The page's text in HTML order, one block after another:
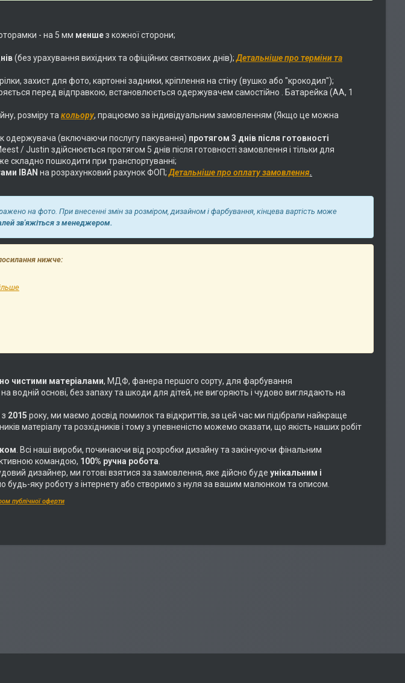
- на 5 мм меншез кожної сторони;
(без урахування вихідних та офіційних святкових днів);Детальніше про терміни та
захист для фото, картонні задники, кріплення на стіну (вушко або "крокодил");
перед відправкою, встановлюється одержувачем самостійно . Батарейка (АА, 1
розміру та кольору, працюємо за індивідуальним замовленням (Якщо це можна
одержувача (включаючи послугу пакування) протягом 3 днів після готовності
/ Justin здійснюється протягом 5 днів після готовності замовлення і тільки для
складно пошкодити при транспортуванні;
IBAN на розрахунковий рахунок ФОП;Детальніше про оплату замовлення.
на фото. При внесенні змін за розміром, дизайном і фарбування, кінцева вартість може
зв'яжіться з менеджером.
нижче:
чистими матеріалами, МДФ, фанера першого сорту, для фарбування
водній основі, без запаху та шкоди для дітей, не вигоряють і чудово виглядають на
2015 року, ми маємо досвід помилок та відкриттів, за цей час ми підібрали найкраще
матеріалу та розхідників і тому з упевненістю можемо сказати, що якість наших робіт
. Всі наші вироби, починаючи від розробки дизайну та закінчуючи фінальним
командою, 100% ручна робота
дизайнер, ми готові взятися за замовлення, яке дійсно буде унікальним і
будь-яку роботу з інтернету або створимо з нуля за вашим малюнком та описом.
публічної оферти